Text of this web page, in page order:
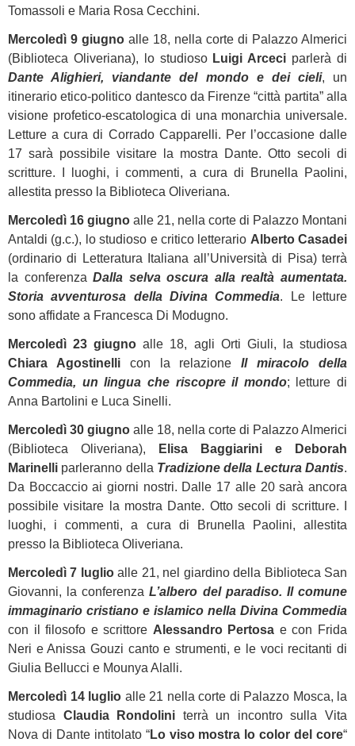
Tomassoli e Maria Rosa Cecchini.
Mercoledì 9 giugno alle 18, nella corte di Palazzo Almerici
(Biblioteca Oliveriana), lo studioso Luigi Arceci parlerà di
Dante Alighieri, viandante del mondo e dei cieli, un
itinerario etico-politico dantesco da Firenze “città partita” alla
visione profetico-escatologica di una monarchia universale.
Letture a cura di Corrado Capparelli. Per l’occasione dalle
17 sarà possibile visitare la mostra Dante. Otto secoli di
scritture. I luoghi, i commenti, a cura di Brunella Paolini,
allestita presso la Biblioteca Oliveriana.
Mercoledì 16 giugno alle 21, nella corte di Palazzo Montani
Antaldi (g.c.), lo studioso e critico letterario Alberto Casadei
(ordinario di Letteratura Italiana all’Università di Pisa) terrà
la conferenzaDalla selva oscura alla realtà aumentata.
Storia avventurosa della Divina Commedia. Le letture
sono affidate a Francesca Di Modugno.
Mercoledì 23 giugno alle 18, agli Orti Giuli, la studiosa
Chiara Agostinellicon la relazioneIl miracolo della
Commedia, un lingua che riscopre il mondo; letture di
Anna Bartolini e Luca Sinelli.
Mercoledì 30 giugno alle 18, nella corte di Palazzo Almerici
(Biblioteca Oliveriana),
Elisa Baggiarini e Deborah
Marinelli parleranno della Tradizione della Lectura Dantis.
Da Boccaccio ai giorni nostri. Dalle 17 alle 20 sarà ancora
possibile visitare la mostra Dante. Otto secoli di scritture. I
luoghi, i commenti, a cura di Brunella Paolini, allestita
presso la Biblioteca Oliveriana.
Mercoledì 7 luglioalle 21, nel giardino della Biblioteca San
Giovanni, la conferenzaL’albero del paradiso. Il comune
immaginario cristiano e islamico nella Divina Commedia
con il filosofo e scrittore Alessandro Pertosa e con Frida
Neri e Anissa Gouzi canto e strumenti, e le voci recitanti di
Giulia Bellucci e Mounya Alalli.
Mercoledì 14 luglio alle 21 nella corte di Palazzo Mosca, la
studiosa Claudia Rondolini terrà un incontro sulla Vita
Nova di Dante intitolato “Lo viso mostra lo color del core“